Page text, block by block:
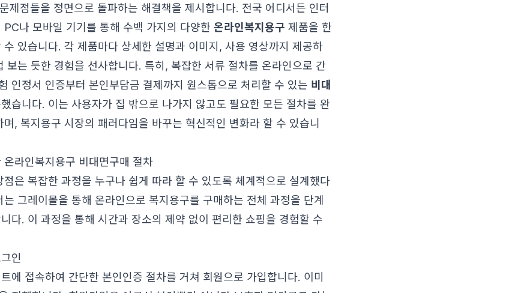
제점들을 정면으로 돌파하는 해결책을 제시합니다. 전국 어디서든 인터
PC나 모바일 기기를 통해 수백 가지의 다양한 온라인복지용구 제품을 한
수 있습니다. 각 제품마다 상세한 설명과 이미지, 사용 영상까지 제공하
보는 듯한 경험을 선사합니다. 특히, 복잡한 서류 절차를 온라인으로 간
인정서 인증부터 본인부담금 결제까지 원스톱으로 처리할 수 있는 비대
습니다. 이는 사용자가 집 밖으로 나가지 않고도 필요한 모든 절차를 완
, 복지용구 시장의 패러다임을 바꾸는 혁신적인 변화라 할 수 있습니
라인복지용구 비대면구매 절차
점은 복잡한 과정을 누구나 쉽게 따라 할 수 있도록 체계적으로 설계했다
그레이몰을 통해 온라인으로 복지용구를 구매하는 전체 과정을 단계
다. 이 과정을 통해 시간과 장소의 제약 없이 편리한 쇼핑을 경험할 수
인
에 접속하여 간단한 본인인증 절차를 거쳐 회원으로 가입합니다. 이미